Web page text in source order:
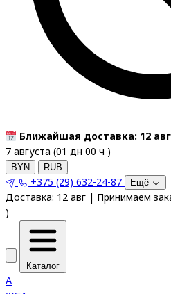
Ближайшая доставка: 12
7 августа (01 дн 00 ч )
BYN RUB
+375 (29) 632-24-87 Ещё
Доставка: 12 авг | Принимаем
)
Каталог
A